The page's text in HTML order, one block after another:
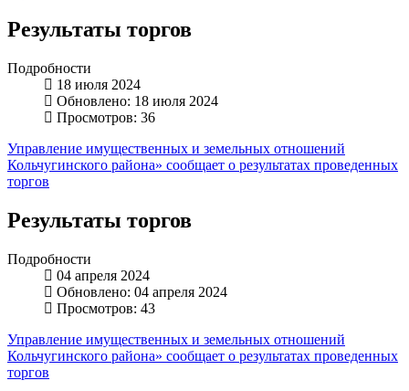
Результаты торгов
Подробности
18 июля 2024
Обновлено: 18 июля 2024
Просмотров: 36
Управление имущественных и земельных отношений
Кольчугинского района» сообщает о результатах проведенных
торгов
Результаты торгов
Подробности
04 апреля 2024
Обновлено: 04 апреля 2024
Просмотров: 43
Управление имущественных и земельных отношений
Кольчугинского района» сообщает о результатах проведенных
торгов